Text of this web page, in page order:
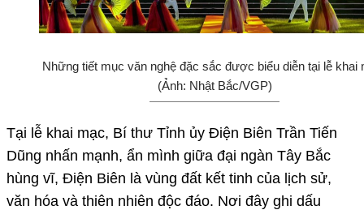
Những tiết mục văn nghệ đặc sắc được biểu diễn tại lễ khai
(Ảnh: Nhật Bắc/VGP)
Tại lễ khai mạc, Bí thư Tỉnh ủy Điện Biên Trần Tiến
Dũng nhấn mạnh, ẩn mình giữa đại ngàn Tây Bắc
hùng vĩ, Điện Biên là vùng đất kết tinh của lịch sử,
văn hóa và thiên nhiên độc đáo. Nơi đây ghi dấu